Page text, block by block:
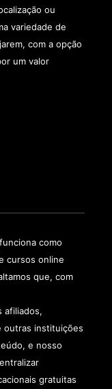
ou
variedade de
com a opção
um valor
como
cursos online
que, com
afiliados,
outras instituições
e nosso
gratuitas